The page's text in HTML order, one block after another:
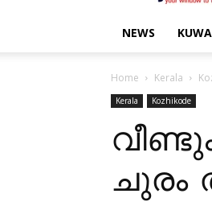
NEWS
Home Kerala
Kerala Kozhikode
ചുരം